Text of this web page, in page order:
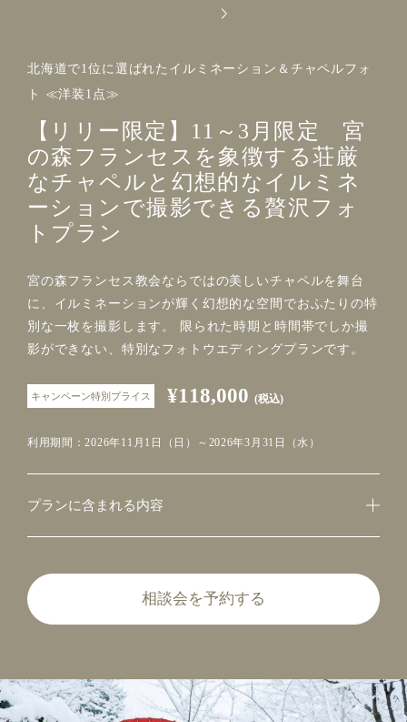
北海道で1位に選ばれたイルミネーション＆チャペルフォ
ト ≪洋装1点≫
【リリー限定】11～3月限定 宮
の森フランセスを象徴する荘厳
なチャペルと幻想的なイルミネ
ーションで撮影できる贅沢フォ
トプラン
宮の森フランセス教会ならではの美しいチャペルを舞台
に、イルミネーションが輝く幻想的な空間でおふたりの特
別な一枚を撮影します。 限られた時期と時間帯でしか撮
影ができない、特別なフォトウエディングプランです。
キャンペーン特別プライス ¥118,000 (税込)
利用期間：2026年11月1日（日）～2026年3月31日（水）
プランに含まれる内容
相談会を予約する